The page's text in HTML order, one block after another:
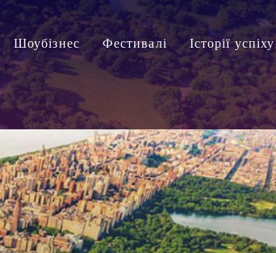
Шоубізнес Фестивалі Історії успіху